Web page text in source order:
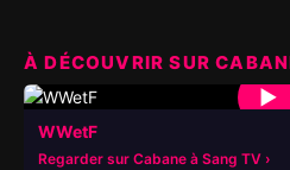
À DÉCOUVRIR SUR
▶
WWetF
Regarder sur Cabane à Sang TV